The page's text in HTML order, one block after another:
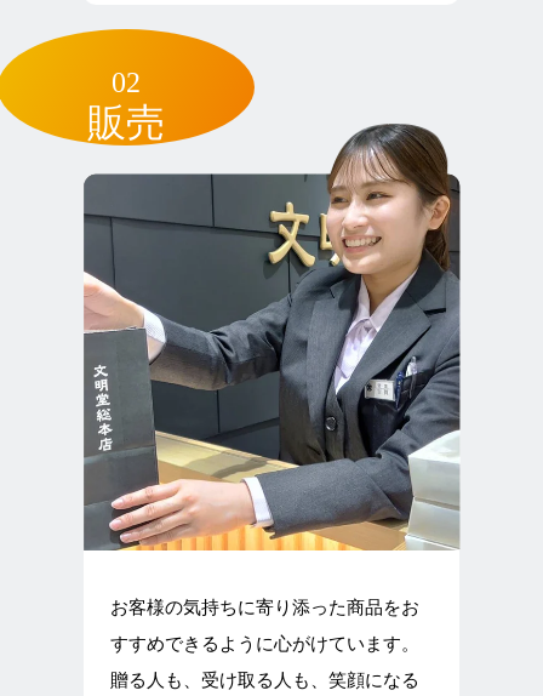
02
販売
お客様の気持ちに寄り添った商品をお
すすめできるように心がけています。
贈る人も、受け取る人も、笑顔になる